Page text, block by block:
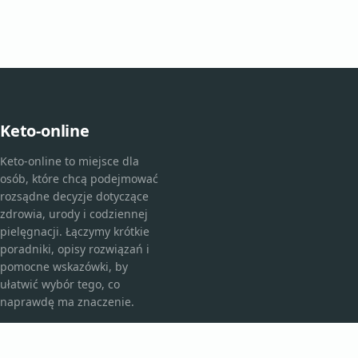
Keto-online
Keto-online to miejsce dla
osób, które chcą podejmować
rozsądne decyzje dotyczące
zdrowia, urody i codziennej
pielęgnacji. Łączymy krótkie
poradniki, opisy rozwiązań i
pomocne wskazówki, by
ułatwić wybór tego, co
naprawdę ma znaczenie.